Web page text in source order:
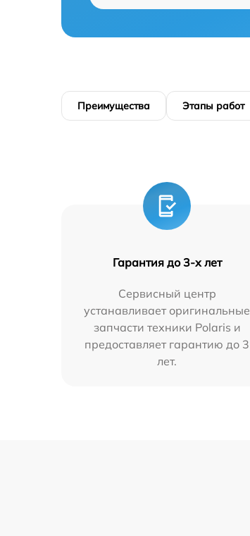
Преимущества Этапы работ
Гарантия до 3-х лет
Сервисный центр
устанавливает оригинальные
запчасти техники Polaris и
предоставляет гарантию до 3
лет.